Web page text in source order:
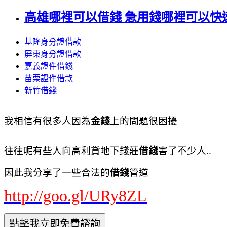
高雄哪裡可以借錢 急用錢哪裡可以快
基隆身分證借款
屏東身分證借款
嘉義證件借錢
苗栗證件借款
新竹借錢
我相信有很多人因為金錢 上的問題很困擾
往往呢有些人向高利貸地下錢莊借錢害了不少人..
因此我分享了一些合法的借錢管道
http://goo.gl/URy8ZL